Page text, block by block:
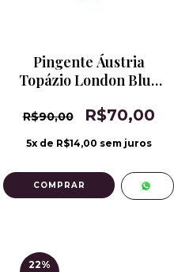
Pingente Áustria
Topázio London Blue
R$90,00 R$70,00
5x de R$14,00 sem juros
22%